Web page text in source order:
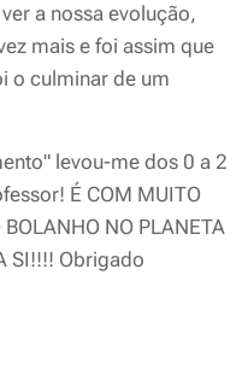
a nossa evolução,
mais e foi assim que
o culminar de um
levou-me dos 0 a 2
É COM MUITO
BOLANHO NO PLANETA
SI!!!! Obrigado